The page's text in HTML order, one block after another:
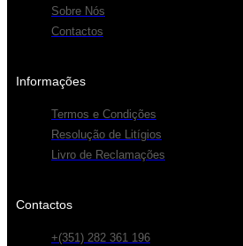
Sobre Nós
Contactos
Informações
Termos e Condições
Resolução de Litígios
Livro de Reclamações
Contactos
+(351) 282 361 196